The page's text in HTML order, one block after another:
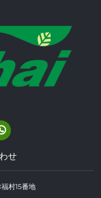
せ
村15番地